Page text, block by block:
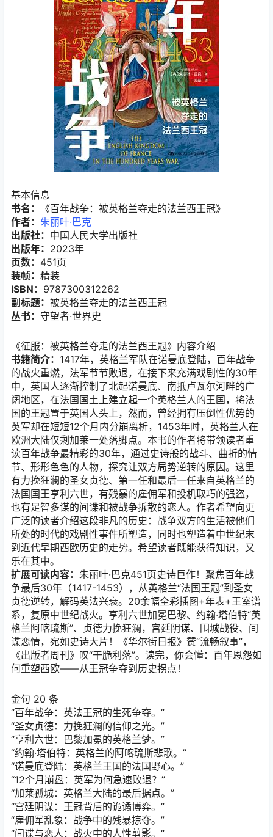
基本信息
书名：
《百年战争：被英格兰夺走的法兰西王冠》
作者： 朱丽叶·巴克
出版社： 中国人民大学出版社
出版年： 2023年
页数： 451页
装帧： 精装
ISBN： 9787300312262
副标题： 被英格兰夺走的法兰西王冠
丛书： 守望者·世界史
《征服：被英格兰夺走的法兰西王冠》内容介绍
书籍简介： 1417年，英格兰军队在诺曼底登陆，百年战争
的战火重燃，法军节节败退，在接下来充满戏剧性的30年
中，英国人逐渐控制了北起诺曼底、南抵卢瓦尔河畔的广
阔地区，在法国国土上建立起一个英格兰人的王国，将法
国的王冠置于英国人头上，然而，曾经拥有压倒性优势的
英军却在短短12个月内分崩离析，1453年时，英格兰人在
欧洲大陆仅剩加莱一处落脚点。本书的作者将带领读者重
读百年战争最精彩的30年，通过史诗般的战斗、曲折的情
节、形形色色的人物，探究让双方局势逆转的原因。这里
有力挽狂澜的圣女贞德、第一任和最后一任来自英格兰的
法国国王亨利六世，有残暴的雇佣军和投机取巧的强盗，
也有足智多谋的间谍和被战争拆散的恋人。作者希望向更
广泛的读者介绍这段非凡的历史：战争双方的生活被他们
所处的时代的戏剧性事件所塑造，同时也塑造着中世纪末
到近代早期西欧历史的走势。希望读者既能获得知识，又
乐在其中。
扩展可读内容： 朱丽叶·巴克451页史诗巨作！聚焦百年战
争最后30年（1417-1453），从英格兰“法国王冠”到圣女
贞德逆转，解码英法兴衰。20余幅全彩插图+年表+王室谱
系，复原中世纪战火。亨利六世加冕巴黎、约翰·塔伯特“英
格兰阿喀琉斯”、贞德力挽狂澜，宫廷阴谋、围城战役、间
谍恋情，宛如史诗大片！《华尔街日报》赞“流畅叙事”，
《出版者周刊》叹“干脆利落”。读完，你会懂：百年恩怨如
何重塑西欧——从王冠争夺到历史拐点！
金句 20 条
“百年战争：英法王冠的生死争夺。”
“圣女贞德：力挽狂澜的信仰之光。”
“亨利六世：巴黎加冕的英格兰梦。”
“约翰·塔伯特：英格兰的阿喀琉斯悲歌。”
“诺曼底登陆：英格兰王国的法国野心。”
“12个月崩盘：英军为何急速败退？”
“加莱孤城：英格兰大陆的最后据点。”
“宫廷阴谋：王冠背后的诡谲博弈。”
“雇佣军乱象：战争中的残暴掠夺。”
“间谍与恋人：战火中的人性剪影。”